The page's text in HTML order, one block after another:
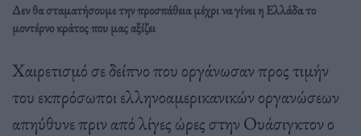
Δεν θα σταματήσουμε την προσπάθεια μέχρι να γίνει η Ελλάδα το
μοντέρνο κράτος που μας αξίζει
Χαιρετισμό σε δείπνο που οργάνωσαν προς τιμήν
του εκπρόσωποι ελληνοαμερικανικών οργανώσεων
απηύθυνε πριν από λίγες ώρες στην Ουάσιγκτον ο